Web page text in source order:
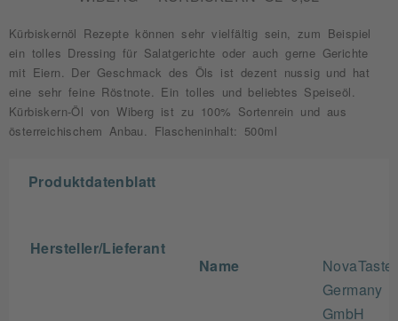
Kürbiskernöl Rezepte können sehr vielfältig sein, zum Beispiel
ein tolles Dressing für Salatgerichte oder auch gerne Gerichte
mit Eiern. Der Geschmack des Öls ist dezent nussig und hat
eine sehr feine Röstnote. Ein tolles und beliebtes Speiseöl.
Kürbiskern-Öl von Wiberg ist zu 100% Sortenrein und aus
österreichischem Anbau. Flascheninhalt: 500ml
Produktdatenblatt
Hersteller/Lieferant
Name
NovaTaste
Germany
GmbH